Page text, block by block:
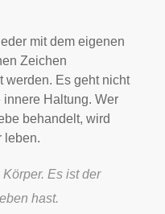
mit dem eigenen
Zeichen
werden. Es geht nicht
innere Haltung. Wer
behandelt, wird
leben.
Es ist der
hast.